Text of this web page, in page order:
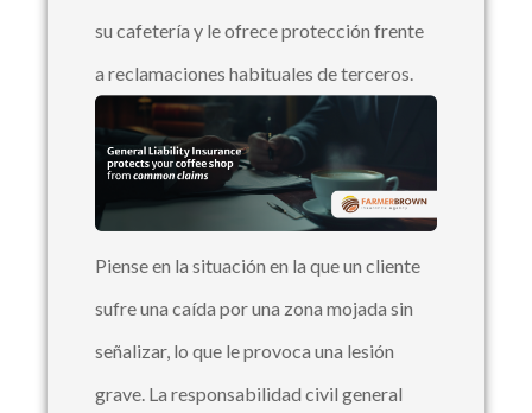
su cafetería y le ofrece protección frente
a reclamaciones habituales de terceros.
Piense en la situación en la que un cliente
sufre una caída por una zona mojada sin
señalizar, lo que le provoca una lesión
grave. La responsabilidad civil general